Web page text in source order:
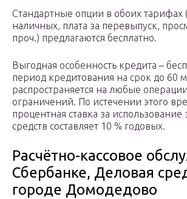
Стандартные опции в обоих тарифах
наличных, плата за перевыпуск,
проч.) предлагаются бесплатно.
Выгодная особенность кредита –
период кредитования на срок до 60
распространяется на любые
ограничений. По истечении этого
процентная ставка за использование
средств составляет 10 % годовых.
Расчётно-кассовое
Сбербанке, Деловая
городе Домодедово